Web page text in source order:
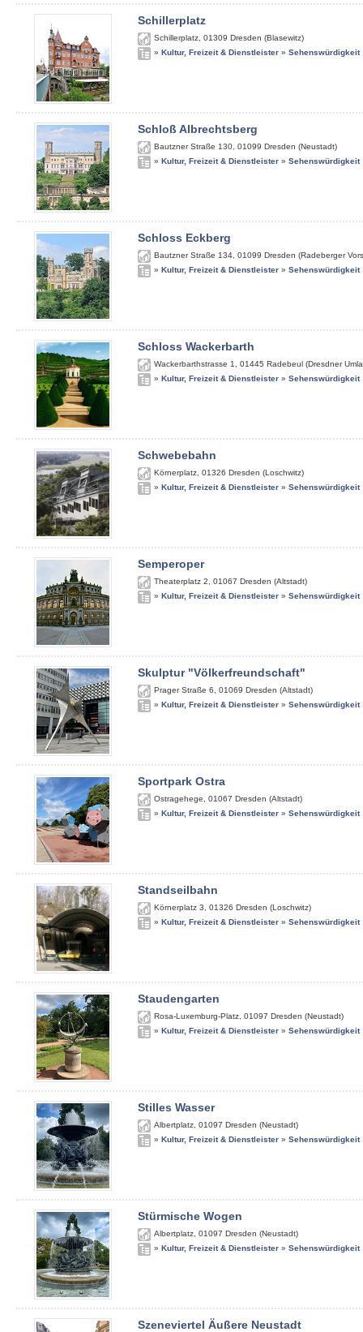
Schillerplatz
Schillerplatz 01309 Dresden (Blasewitz)
» Kultur, Freizeit & Dienstleister » Sehenswürdigkeit
Schloß Albrechtsberg
Bautzner Straße 130 01099 Dresden (Neustadt)
» Kultur, Freizeit & Dienstleister » Sehenswürdigkeit
Schloss Eckberg
Bautzner Straße 134 01099 Dresden (Radeberger
» Kultur, Freizeit & Dienstleister » Sehenswürdigkeit
Schloss Wackerbarth
Wackerbarthstrasse 1 01445 Radebeul (Dresdner
» Kultur, Freizeit & Dienstleister » Sehenswürdigkeit
Schwebebahn
Körnerplatz 01326 Dresden (Loschwitz)
» Kultur, Freizeit & Dienstleister » Sehenswürdigkeit
Semperoper
Theaterplatz 2 01067 Dresden (Altstadt)
» Kultur, Freizeit & Dienstleister » Sehenswürdigkeit
Skulptur "Völkerfreundschaft"
Prager Straße 6 01069 Dresden (Altstadt)
» Kultur, Freizeit & Dienstleister » Sehenswürdigkeit
Sportpark Ostra
Ostragehege 01067 Dresden (Altstadt)
» Kultur, Freizeit & Dienstleister » Sehenswürdigkeit
Standseilbahn
Körnerplatz 3 01326 Dresden (Loschwitz)
» Kultur, Freizeit & Dienstleister » Sehenswürdigkeit
Staudengarten
Rosa-Luxemburg-Platz 01097 Dresden (Neustadt)
» Kultur, Freizeit & Dienstleister » Sehenswürdigkeit
Stilles Wasser
Albertplatz 01097 Dresden (Neustadt)
» Kultur, Freizeit & Dienstleister » Sehenswürdigkeit
Stürmische Wogen
Albertplatz 01097 Dresden (Neustadt)
» Kultur, Freizeit & Dienstleister » Sehenswürdigkeit
Szeneviertel Äußere Neustadt